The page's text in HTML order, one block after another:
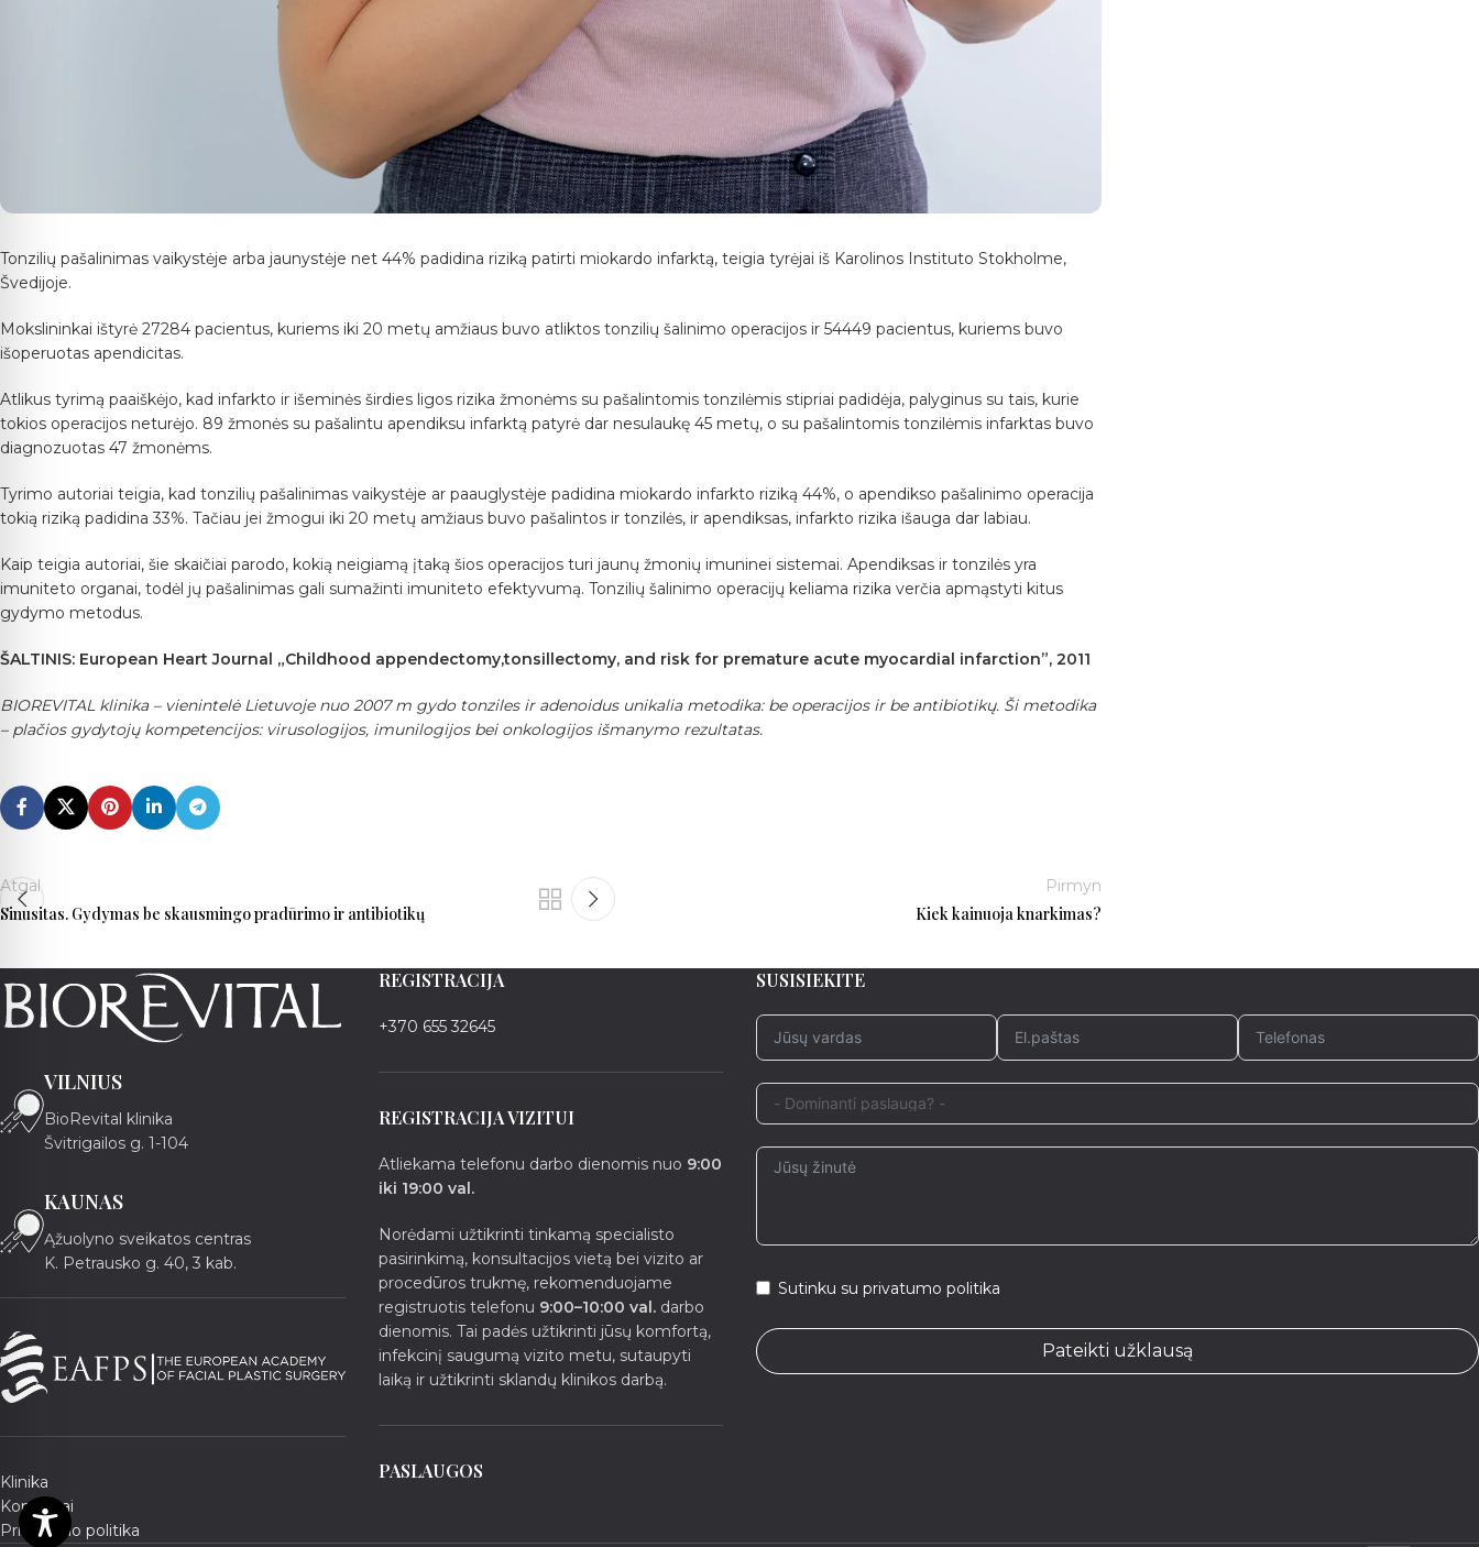
Tonzilių pašalinimas vaikystėje arba jaunystėje net 44% padidina riziką patirti miokardo infarktą, teigia tyrėjai iš Karolinos Instituto Stokholme,
Švedijoje.
Mokslininkai ištyrė 27284 pacientus, kuriems iki 20 metų amžiaus buvo atliktos tonzilių šalinimo operacijos ir 54449 pacientus, kuriems buvo
išoperuotas apendicitas.
Atlikus tyrimą paaiškėjo, kad infarkto ir išeminės širdies ligos rizika žmonėms su pašalintomis tonzilėmis stipriai padidėja, palyginus su tais, kurie
tokios operacijos neturėjo. 89 žmonės su pašalintu apendiksu infarktą patyrė dar nesulaukę 45 metų, o su pašalintomis tonzilėmis infarktas buvo
diagnozuotas 47 žmonėms.
Tyrimo autoriai teigia, kad tonzilių pašalinimas vaikystėje ar paauglystėje padidina miokardo infarkto riziką 44%, o apendikso pašalinimo operacija
tokią riziką padidina 33%. Tačiau jei žmogui iki 20 metų amžiaus buvo pašalintos ir tonzilės, ir apendiksas, infarkto rizika išauga dar labiau.
Kaip teigia autoriai, šie skaičiai parodo, kokią neigiamą įtaką šios operacijos turi jaunų žmonių imuninei sistemai. Apendiksas ir tonzilės yra
imuniteto organai, todėl jų pašalinimas gali sumažinti imuniteto efektyvumą. Tonzilių šalinimo operacijų keliama rizika verčia apmąstyti kitus
gydymo metodus.
ŠALTINIS: European Heart Journal „Childhood appendectomy,tonsillectomy, and risk for premature acute myocardial infarction”, 2011
BIOREVITAL klinika – vienintelė Lietuvoje nuo 2007 m gydo tonziles ir adenoidus unikalia metodika: be operacijos ir be antibiotikų. Ši metodika
– plačios gydytojų kompetencijos: virusologijos, imunilogijos bei onkologijos išmanymo rezultatas.
Atgal
Sinusitas. Gydymas be skausmingo pradūrimo ir antibiotikų
Pirmyn
Kiek kainuoja knarkimas?
VILNIUS
BioRevital klinika
Švitrigailos g. 1-104
KAUNAS
Ąžuolyno sveikatos centras
K. Petrausko g. 40, 3 kab.
Klinika
Kontaktai
Privatumo politika
REGISTRACIJA
+370 655 32645
REGISTRACIJA VIZITUI
Atliekama telefonu darbo dienomis nuo 9:00
iki 19:00 val.
Norėdami užtikrinti tinkamą specialisto
pasirinkimą, konsultacijos vietą bei vizito ar
procedūros trukmę, rekomenduojame
registruotis telefonu 9:00–10:00 val.darbo
dienomis. Tai padės užtikrinti jūsų komfortą,
infekcinį saugumą vizito metu, sutaupyti
laiką ir užtikrinti sklandų klinikos darbą.
PASLAUGOS
SUSISIEKITE
Sutinku su privatumo politika
Pateikti užklausą